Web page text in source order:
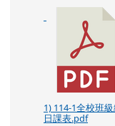
1) 114-1全校班
日課表.pdf